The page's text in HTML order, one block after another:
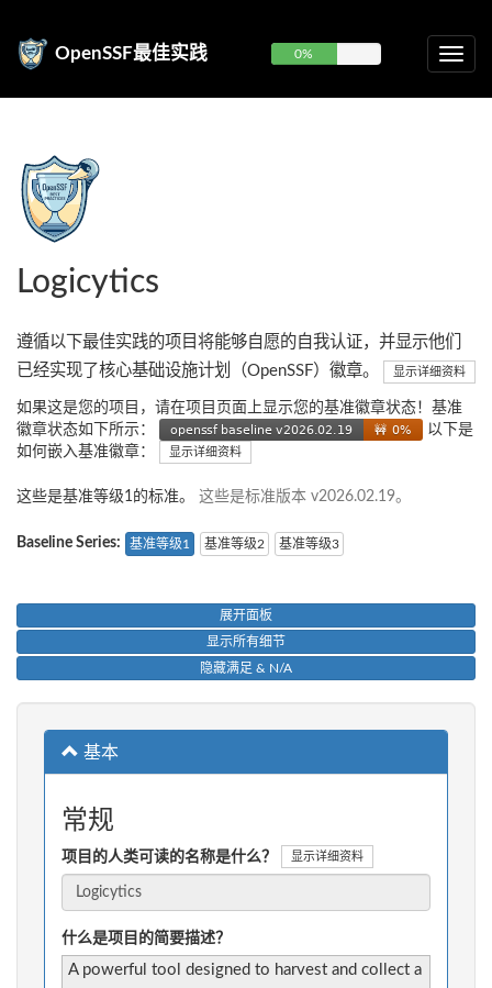
OpenSSF最佳实践 0%
Logicytics
遵循以下最佳实践的项目将能够自愿的自我认证，并显示他们
已经实现了核心基础设施计划（OpenSSF）徽章。
显示详细资料
如果这是您的项目，请在项目页面上显示您的基准徽章状态！基准
徽章状态如下所示：
以下是
如何嵌入基准徽章：
显示详细资料
这些是基准等级1的标准。 这些是标准版本 v2026.02.19。
Baseline Series: 基准等级1 基准等级2 基准等级3
展开面板
显示所有细节
隐藏满足 & N/A
基本
常规
项目的人类可读的名称是什么？ 显示详细资料
什么是项目的简要描述？
A powerful tool designed to harvest and collect a